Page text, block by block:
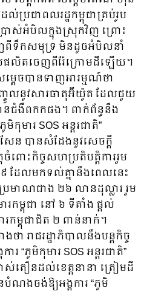
ល់ប្រជាពលរដ្ឋកម្ពុជាគ្រប់រូប
ាស់អំបិលក្នុងស្រុកវិញ ព្រោះ
ទឹកសមុទ្រ មិនដូចអំបិលនាំ
លិតចេញពីរ៉ែក្រោមដីឡើយ។
េច​បានទាញ​អារម្មណ៍ថា
ចូលនូវសារធាតុអ៊ីយ៉ូត ដែលជួយ
នជំងឺពកកផង។ ពាក់ព័ន្ធនឹង​
មិកុមារ SOS អន្តរជាតិ”
ែន បានសំដែងនូវសេចក្ដី
ពោះកិច្ច​សហ​ប្រតិ​បត្តិការរួម
៩ ដែលមកទល់គ្នានឹងពេលនេះ
មាណជាង ២៦ លានដុល្លារ រួម
ម្ពុជា នៅ ៦ ទីតាំង ផ្តល់
ម្ពុជាជិត ២ ពាន់នាក់។
ថា រាជរដ្ឋាភិបាលនឹងបន្តកិច្ច
“ភូមិកុមារ SOS អន្តរជាតិ”
ស់តឿនដល់ខេត្តនានា ត្រៀមដី
ណងចង់ឱ្យអង្គការ “ភូមិ